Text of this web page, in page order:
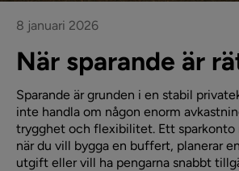
8 januari 2026
När sparande är
Sparande är grunden i en stabil
inte handla om någon enorm
trygghet och flexibilitet. Ett sparkonto
när du vill bygga en buffert, planerar
utgift eller vill ha pengarna snabbt